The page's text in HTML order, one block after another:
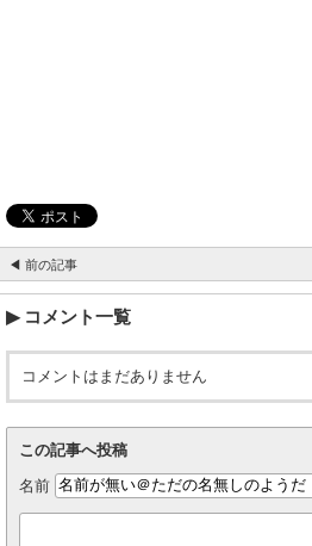
◀ 前の記事
コメント一覧
コメントはまだありません
この記事へ投稿
名前